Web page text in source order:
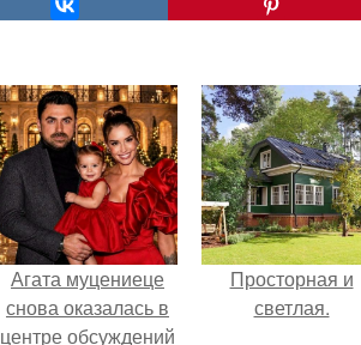
Агата муцениеце
снова оказалась в
центре обсуждений
Просторная и
светлая.